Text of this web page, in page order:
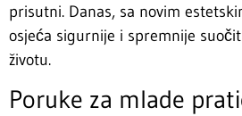
prisutni. Danas, sa novim
osjeća sigurnije i spremnije
životu.
Poruke za mlade